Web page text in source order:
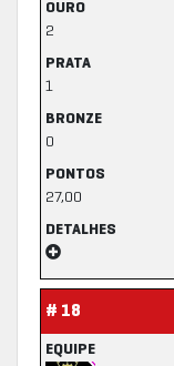
OURO
2
PRATA
1
BRONZE
0
PONTOS
27,00
DETALHES
# 18
EQUIPE